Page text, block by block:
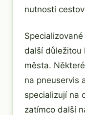
nutnosti
další důležitou
města.
na pneuservis
specializují na
zatímco další